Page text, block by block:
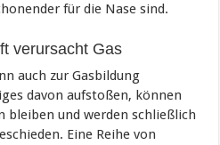
für die Nase sind.
verursacht Gas
auch zur Gasbildung
davon aufstoßen, können
bleiben und werden schließlich
Eine Reihe von